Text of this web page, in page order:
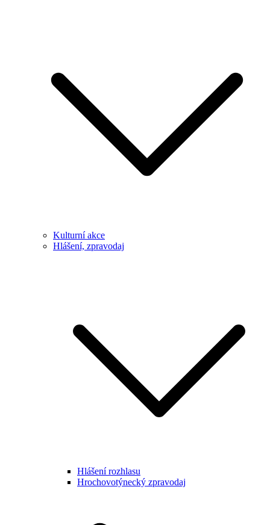
Kulturní akce
Hlášení, zpravodaj
Hlášení rozhlasu
Hrochovotýnecký zpravodaj